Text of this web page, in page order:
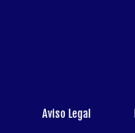
Aviso Legal